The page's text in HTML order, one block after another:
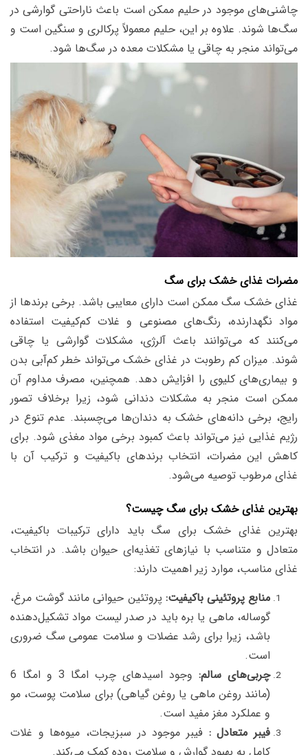
چاشنی‌های موجود در حلیم ممکن است باعث ناراحتی گوارشی در
سگ‌ها شوند. علاوه بر این، حلیم معمولاً پرکالری و سنگین است و
می‌تواند منجر به چاقی یا مشکلات معده در سگ‌ها شود.
مضرات غذای خشک برای سگ
غذای خشک سگ ممکن است دارای معایبی باشد. برخی برندها از
مواد نگهدارنده، رنگ‌های مصنوعی و غلات کم‌کیفیت استفاده
می‌کنند که می‌توانند باعث آلرژی، مشکلات گوارشی یا چاقی
شوند. میزان کم رطوبت در غذای خشک می‌تواند خطر کم‌آبی بدن
و بیماری‌های کلیوی را افزایش دهد. همچنین، مصرف مداوم آن
ممکن است منجر به مشکلات دندانی شود، زیرا برخلاف تصور
رایج، برخی دانه‌های خشک به دندان‌ها می‌چسبند. عدم تنوع در
رژیم غذایی نیز می‌تواند باعث کمبود برخی مواد مغذی شود. برای
کاهش این مضرات، انتخاب برندهای باکیفیت و ترکیب آن با
غذای مرطوب توصیه می‌شود.
بهترین غذای خشک برای سگ چیست؟
بهترین غذای خشک برای سگ باید دارای ترکیبات باکیفیت،
متعادل و متناسب با نیازهای تغذیه‌ای حیوان باشد. در انتخاب
غذای مناسب، موارد زیر اهمیت دارند:
منابع پروتئینی باکیفیت: پروتئین حیوانی مانند گوشت مرغ،
گوساله، ماهی یا بره باید در صدر لیست مواد تشکیل‌دهنده
باشد، زیرا برای رشد عضلات و سلامت عمومی سگ ضروری
است.
چربی‌های سالم:
وجود اسیدهای چرب امگا 3 و امگا 6
(مانند روغن ماهی یا روغن گیاهی) برای سلامت پوست، مو
و عملکرد مغز مفید است.
فیبر متعادل : فیبر موجود در سبزیجات، میوه‌ها و غلات